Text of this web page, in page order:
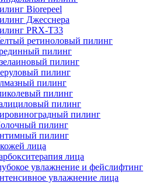
Biorepeel
Джесснера
PRX-T33
ретиноловый пилинг
пилинг
пилинг
пилинг
пилинг
пилинг
пилинг
пилинг
пилинг
пилинг
лица
лица
увлажнение и фейслифтинг
увлажнение лица